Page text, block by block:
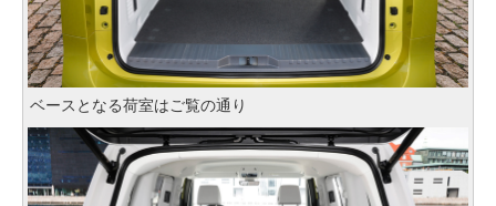
ベースとなる荷室はご覧の通り